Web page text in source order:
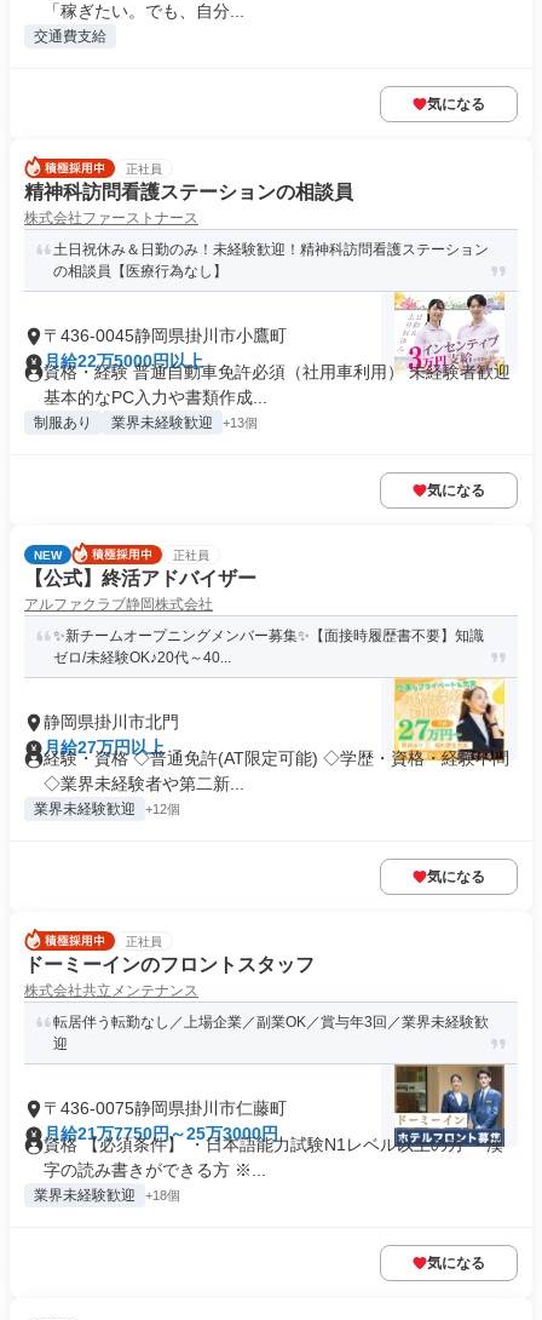
「稼ぎたい。でも、自分...
交通費支給
気になる
正社員
精神科訪問看護ステーションの相談員
株式会社ファーストナース
土日祝休み＆日勤のみ！未経験歓迎！精神科訪問看護ステーション
の相談員【医療行為なし】
〒436-0045静岡県掛川市小鷹町
月給22万5000円以上
資格・経験 普通自動車免許必須（社用車利用） 未経験者歓迎
基本的なPC入力や書類作成...
制服あり 業界未経験歓迎 +13個
気になる
NEW 正社員
【公式】終活アドバイザー
アルファクラブ静岡株式会社
✨新チームオープニングメンバー募集✨【面接時履歴書不要】知識
ゼロ/未経験OK♪20代～40...
静岡県掛川市北門
月給27万円以上
経験・資格 ◇普通免許(AT限定可能) ◇学歴・資格・経験不問
◇業界未経験者や第二新...
業界未経験歓迎 +12個
気になる
正社員
ドーミーインのフロントスタッフ
株式会社共立メンテナンス
転居伴う転勤なし／上場企業／副業OK／賞与年3回／業界未経験歓
迎
〒436-0075静岡県掛川市仁藤町
月給21万7750円～25万3000円
資格 【必須条件】 ・日本語能力試験N1レベル以上の方 ・漢
字の読み書きができる方 ※...
業界未経験歓迎 +18個
気になる